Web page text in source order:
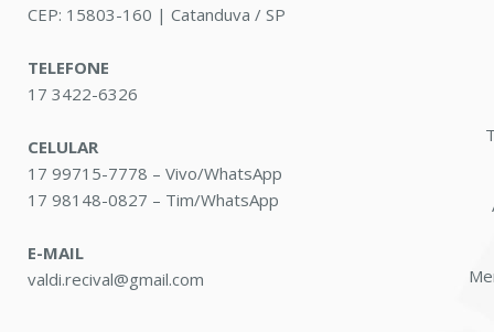
CEP: 15803-160 | Catanduva / SP
TELEFONE
17 3422-6326
CELULAR
17 99715-7778 – Vivo/WhatsApp
17 98148-0827 – Tim/WhatsApp
E-MAIL
valdi.recival@gmail.com